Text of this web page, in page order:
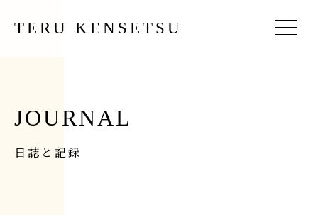
TERU KENSETSU
JOURNAL
日誌と記録